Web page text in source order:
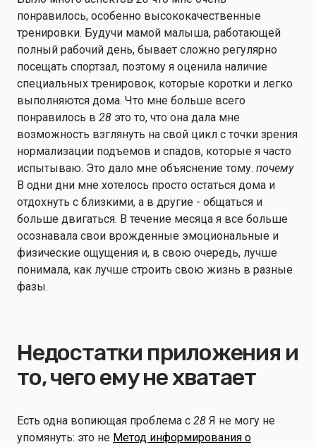
понравилось, особенно высококачественные
тренировки. Будучи мамой малыша, работающей
полный рабочий день, бывает сложно регулярно
посещать спортзал, поэтому я оценила наличие
специальных тренировок, которые коротки и легко
выполняются дома. Что мне больше всего
понравилось в 28 это то, что она дала мне
возможность взглянуть на свой цикл с точки зрения
нормализации подъемов и спадов, которые я часто
испытываю. Это дало мне объяснение тому. почему
В одни дни мне хотелось просто остаться дома и
отдохнуть с близкими, а в другие - общаться и
больше двигаться. В течение месяца я все больше
осознавала свои врожденные эмоциональные и
физические ощущения и, в свою очередь, лучше
понимала, как лучше строить свою жизнь в разные
фазы.
Недостатки приложения и
то, чего ему не хватает
Есть одна вопиющая проблема с 28 Я не могу не
упомянуть: это не Метод информирования о